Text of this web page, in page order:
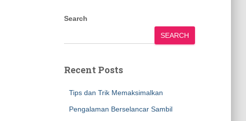
Search
SEARCH
Recent Posts
Tips dan Trik Memaksimalkan
Pengalaman Berselancar Sambil